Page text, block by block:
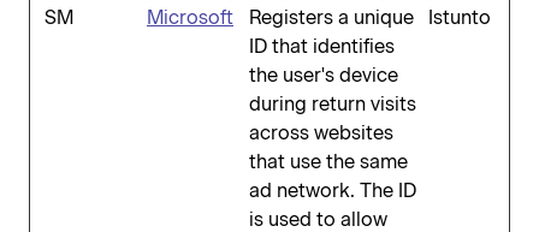
SM Microsoft
Registers a unique
ID that identifies
the user's device
during return visits
across websites
that use the same
ad network. The ID
is used to allow
Istunto